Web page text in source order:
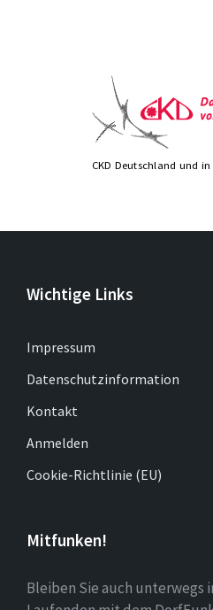
CKD Deutschland und
Wichtige Links
Impressum
Datenschutzinformation
Kontakt
Anmelden
Cookie-Richtlinie (EU)
Mitfunken!
Bleiben Sie auch unterwegs